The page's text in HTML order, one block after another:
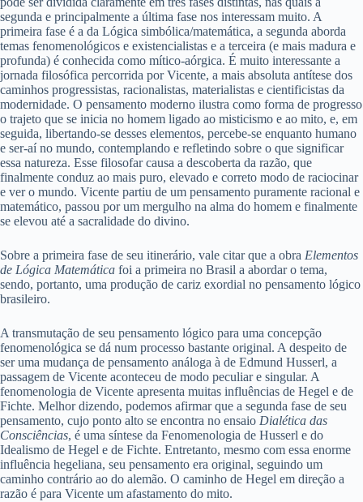
segunda e principalmente a última fase nos interessam muito. A
primeira fase é a da Lógica simbólica/matemática, a segunda aborda
temas fenomenológicos e existencialistas e a terceira (e mais madura e
profunda) é conhecida como mítico-aórgica. É muito interessante a
jornada filosófica percorrida por Vicente, a mais absoluta antítese dos
caminhos progressistas, racionalistas, materialistas e cientificistas da
modernidade. O pensamento moderno ilustra como forma de progresso
o trajeto que se inicia no homem ligado ao misticismo e ao mito, e, em
seguida, libertando-se desses elementos, percebe-se enquanto humano
e ser-aí no mundo, contemplando e refletindo sobre o que significar
essa natureza. Esse filosofar causa a descoberta da razão, que
finalmente conduz ao mais puro, elevado e correto modo de raciocinar
e ver o mundo. Vicente partiu de um pensamento puramente racional e
matemático, passou por um mergulho na alma do homem e finalmente
se elevou até a sacralidade do divino.
Sobre a primeira fase de seu itinerário, vale citar que a obra Elementos
de Lógica Matemática foi a primeira no Brasil a abordar o tema,
sendo, portanto, uma produção de cariz exordial no pensamento lógico
brasileiro.
A transmutação de seu pensamento lógico para uma concepção
fenomenológica se dá num processo bastante original. A despeito de
ser uma mudança de pensamento análoga à de Edmund Husserl, a
passagem de Vicente aconteceu de modo peculiar e singular. A
fenomenologia de Vicente apresenta muitas influências de Hegel e de
Fichte. Melhor dizendo, podemos afirmar que a segunda fase de seu
pensamento, cujo ponto alto se encontra no ensaio Dialética das
Consciências, é uma síntese da Fenomenologia de Husserl e do
Idealismo de Hegel e de Fichte. Entretanto, mesmo com essa enorme
influência hegeliana, seu pensamento era original, seguindo um
caminho contrário ao do alemão. O caminho de Hegel em direção a
razão é para Vicente um afastamento do mito.